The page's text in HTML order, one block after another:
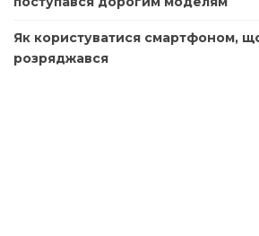
Як користуватися смартфоном,
розряджався